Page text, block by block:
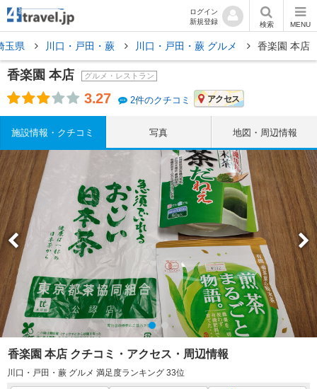
ログイン
新規登録
検索 MENU
玉県 川口・戸田・蕨 川口・戸田・蕨 グルメ 香楽園 本店
香楽園 本店 グルメ・レストラン
3.27 2件のクチコミ アクセス
施設情報・クチコミ 写真 地図・周辺情報
香楽園 本店 クチコミ・アクセス・周辺情報
川口・戸田・蕨 グルメ 満足度ランキング 33位